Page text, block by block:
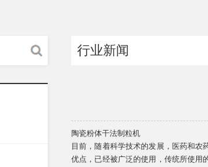
行业新闻
陶瓷粉体干法制粒机
目前，随着科学技术的发展，医药和
优点，已经被广泛的使用，传统所使用